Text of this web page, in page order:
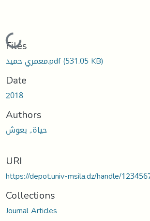
Loading...
Files
معمري حميد.pdf(531.05 KB)
Date
2018
Authors
حياة., بعوش
URI
https://depot.univ-msila.dz/handle/
Collections
Journal Articles